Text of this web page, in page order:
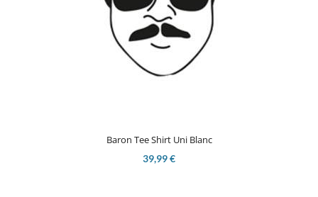
Baron Tee Shirt Uni Blanc
39,99 €